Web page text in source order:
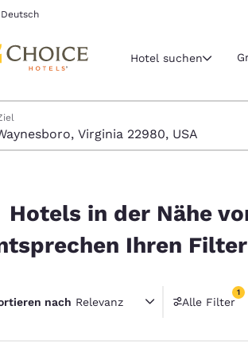
Deutsch
Aktuelle
Nord- und
United
América
Hotel suchen
suchen
in der Nähe
Ihren
nach Relevanz Alle Filter
1
1 Filter